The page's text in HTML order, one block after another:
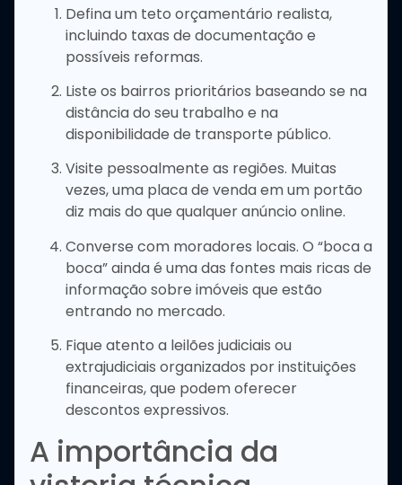
Defina um teto orçamentário realista,
incluindo taxas de documentação e
possíveis reformas.
Liste os bairros prioritários baseando se na
distância do seu trabalho e na
disponibilidade de transporte público.
Visite pessoalmente as regiões. Muitas
vezes, uma placa de venda em um portão
diz mais do que qualquer anúncio online.
Converse com moradores locais. O “boca a
boca” ainda é uma das fontes mais ricas de
informação sobre imóveis que estão
entrando no mercado.
Fique atento a leilões judiciais ou
extrajudiciais organizados por instituições
financeiras, que podem oferecer
descontos expressivos.
A importância da